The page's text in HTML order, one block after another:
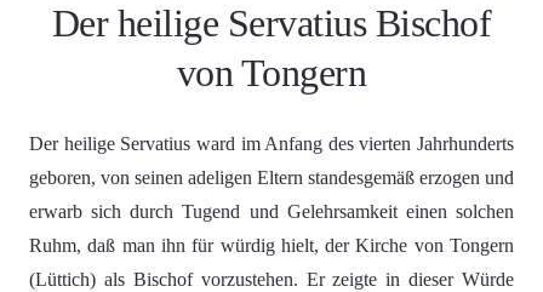
Der heilige Servatius Bischof
von Tongern
Der heilige Servatius ward im Anfang des vierten Jahrhunderts
geboren, von seinen adeligen Eltern standesgemäß erzogen und
erwarb sich durch Tugend und Gelehrsamkeit einen solchen
Ruhm, daß man ihn für würdig hielt, der Kirche von Tongern
(Lüttich) als Bischof vorzustehen. Er zeigte in dieser Würde